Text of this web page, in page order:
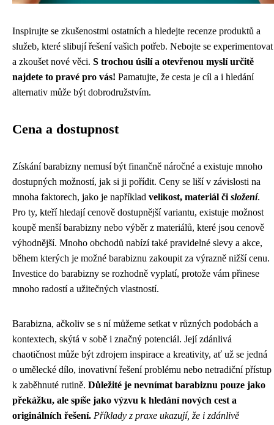
Inspirujte se zkušenostmi ostatních a hledejte recenze produktů a
služeb, které slibují řešení vašich potřeb. Nebojte se experimentovat
a zkoušet nové věci. S trochou úsilí a otevřenou myslí určitě
najdete to pravé pro vás! Pamatujte, že cesta je cíl a i hledání
alternativ může být dobrodružstvím.
Cena a dostupnost
Získání barabizny nemusí být finančně náročné a existuje mnoho
dostupných možností, jak si ji pořídit. Ceny se liší v závislosti na
mnoha faktorech, jako je například velikost, materiál či složení.
Pro ty, kteří hledají cenově dostupnější variantu, existuje možnost
koupě menší barabizny nebo výběr z materiálů, které jsou cenově
výhodnější. Mnoho obchodů nabízí také pravidelné slevy a akce,
během kterých je možné barabiznu zakoupit za výrazně nižší cenu.
Investice do barabizny se rozhodně vyplatí, protože vám přinese
mnoho radostí a užitečných vlastností.
Barabizna, ačkoliv se s ní můžeme setkat v různých podobách a
kontextech, skýtá v sobě i značný potenciál. Její zdánlivá
chaotičnost může být zdrojem inspirace a kreativity, ať už se jedná
o umělecké dílo, inovativní řešení problému nebo netradiční přístup
k zaběhnuté rutině. Důležité je nevnímat barabiznu pouze jako
překážku, ale spíše jako výzvu k hledání nových cest a
originálních řešení. Příklady z praxe ukazují, že i zdánlivě